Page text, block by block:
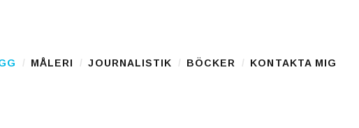
MÅLERI JOURNALISTIK BÖCKER KONTAKTA MIG